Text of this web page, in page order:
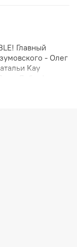
Главный
- Олег
Kay
с резиновыми